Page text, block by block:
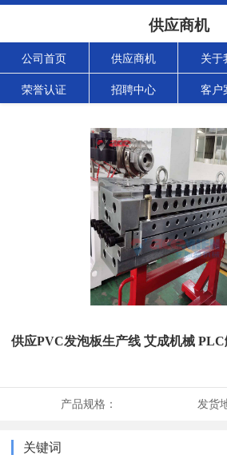
供应商机
公司首页 供应商机 关于
荣誉认证 招聘中心 客户
供应PVC发泡板生产线 艾成机械 PLC
产品规格： 发货
关键词